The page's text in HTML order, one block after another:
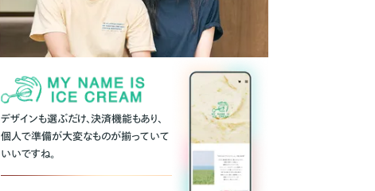
デザインも選ぶだけ、決済機能もあり、
個人で準備が大変なものが揃っていて
いいですね。